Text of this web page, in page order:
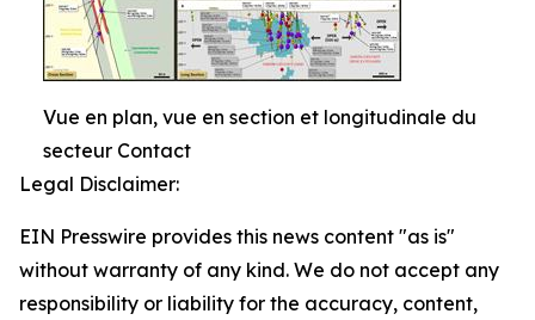
Vue en plan, vue en section et longitudinale du
secteur Contact
Legal Disclaimer:
EIN Presswire provides this news content "as is"
without warranty of any kind. We do not accept any
responsibility or liability for the accuracy, content,